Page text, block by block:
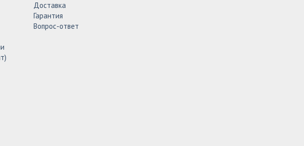
Доставка
Гарантия
Вопрос-ответ